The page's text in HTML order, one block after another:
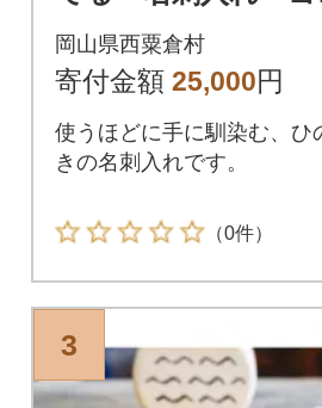
コ型
岡山県西粟倉村
寄付金額 25,000円
使うほどに手に馴染む、ひ
きの名刺入れです。
（0件）
3